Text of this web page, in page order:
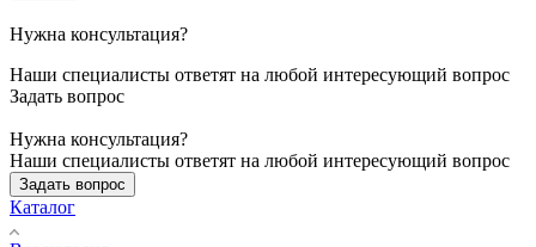
Нужна консультация?
Наши специалисты ответят на любой интересующий вопрос
Задать вопрос
Нужна консультация?
Наши специалисты ответят на любой интересующий вопрос
Задать вопрос
Каталог